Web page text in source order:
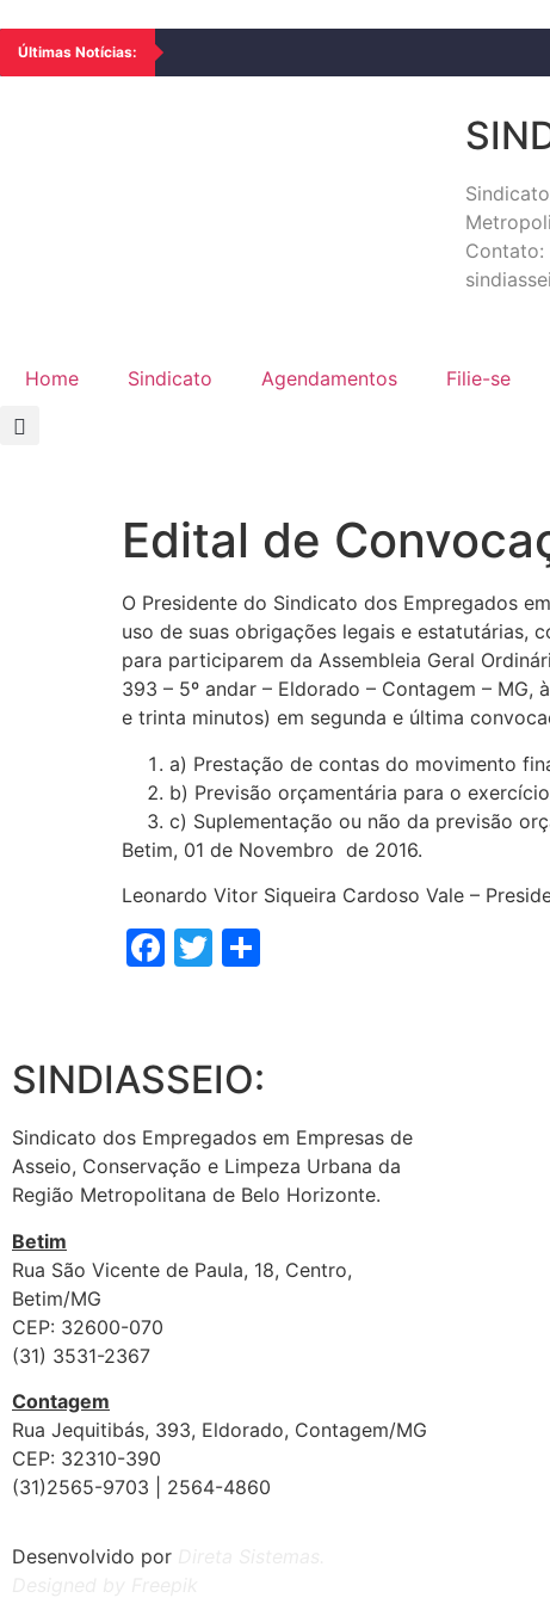
Últimas Notícias:
Contato:
Home Sindicato Agendamentos Filie-se
Edital de
O Presidente do Sindicato dos Empregados
uso de suas obrigações legais e estatutárias,
para participarem da Assembleia Geral
393 – 5º andar – Eldorado – Contagem –
e trinta minutos) em segunda e última
a) Prestação de contas do movimento
b) Previsão orçamentária para o
c) Suplementação ou não da previsão
Betim, 01 de Novembro de 2016.
Leonardo Vitor Siqueira Cardoso Vale –
Facebook
Twitter
SINDIASSEIO:
Sindicato dos Empregados em Empresas de
Asseio, Conservação e Limpeza Urbana da
Região Metropolitana de Belo Horizonte.
Betim
Rua São Vicente de Paula, 18, Centro,
Betim/MG
CEP: 32600-070
(31) 3531-2367
Contagem
Rua Jequitibás, 393, Eldorado, Contagem/MG
CEP: 32310-390
(31)2565-9703 | 2564-4860
Desenvolvido por